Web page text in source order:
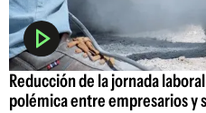
Reducción de la jornada
polémica entre empresarios y